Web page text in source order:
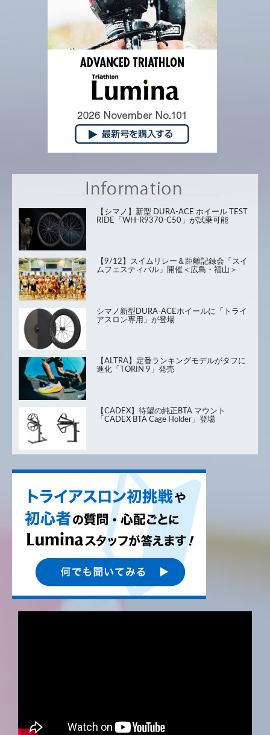
【シマノ】新型 DURA-ACE ホイール TEST
RIDE「WH-R9370-C50」が試乗可能
【9/12】スイムリレー＆距離記録会「スイ
ムフェスティバル」開催＜広島・福山＞
シマノ新型DURA-ACEホイールに「トライ
アスロン専用」が登場
【ALTRA】定番ランキングモデルがタフに
進化「TORIN 9」発売
【CADEX】待望の純正BTA マウント
「CADEX BTA Cage Holder」登場